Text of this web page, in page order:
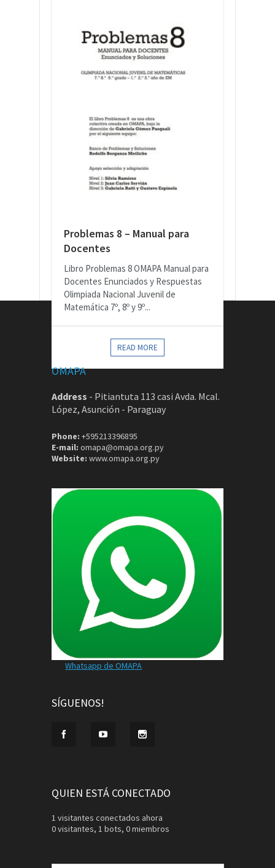
Problemas 8 – Manual para
Docentes
Libro Problemas 8 OMAPA Manual para
Docentes Enunciados y Respuestas
Olimpiada Nacional Juvenil de
Matemática 7º, 8º y 9º...
READ MORE
OMAPA
Address - Pitiantuta 113 casi Avda. Mcal.
López, Asunción - Paraguay
Phone: +595213396895
E-mail: omapa@omapa.org.py
Website: www.omapa.org.py
Whatsapp de OMAPA
SÍGUENOS!
QUIEN ESTÁ CONECTADO
1 visitantes conectados ahora
0 visitantes, 1 bots, 0 miembros
Buscar: